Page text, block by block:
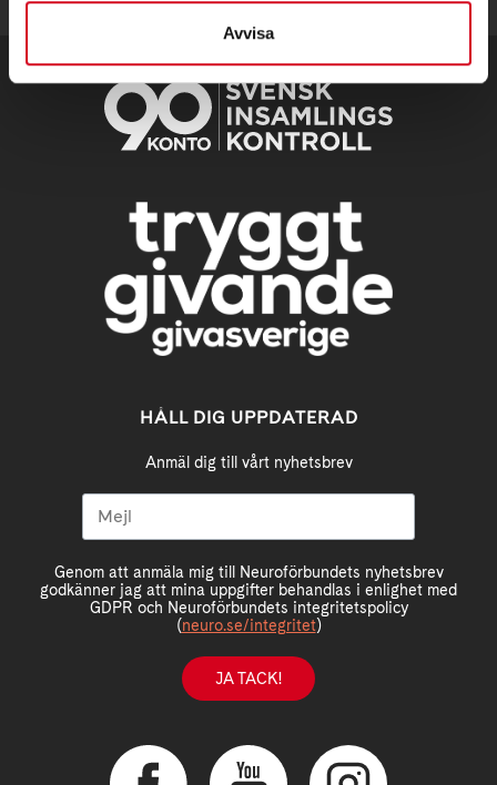
Avvisa
HÅLL DIG UPPDATERAD
Anmäl dig till vårt nyhetsbrev
Genom att anmäla mig till Neuroförbundets nyhetsbrev
godkänner jag att mina uppgifter behandlas i enlighet med
GDPR och Neuroförbundets integritetspolicy
(neuro.se/integritet)
JA TACK!